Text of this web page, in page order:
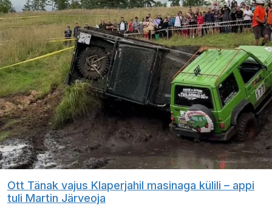
Ott Tänak vajus Klaperjahil masinaga külili – appi
tuli Martin Järveoja